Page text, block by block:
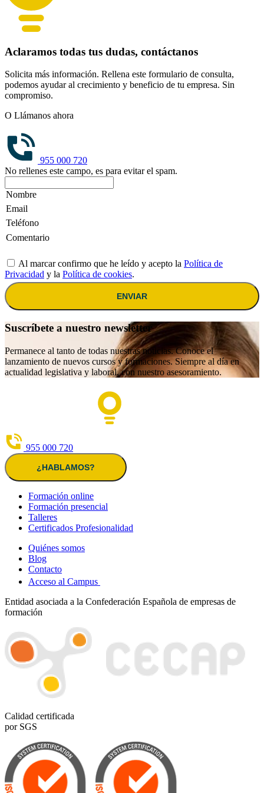
Aclaramos todas tus dudas, contáctanos
Solicita más información. Rellena este formulario de consulta,
podemos ayudar al crecimiento y beneficio de tu empresa. Sin
compromiso.
O Llámanos ahora
955 000 720
No rellenes este campo, es para evitar el spam.
Al marcar confirmo que he leído y acepto la Política de
Privacidad y la Política de cookies.
ENVIAR
Suscríbete a nuestro newsletter
Permanece al tanto de todas nuestras noticias. Conoce el
lanzamiento de nuevos cursos y formaciones. Siempre al día en
actualidad legislativa y laboral, con nuestro asesoramiento.
955 000 720
¿HABLAMOS?
Formación online
Formación presencial
Talleres
Certificados Profesionalidad
Quiénes somos
Blog
Contacto
Acceso al Campus
Entidad asociada a la Confederación Española de empresas de
formación
Calidad certificada
por SGS